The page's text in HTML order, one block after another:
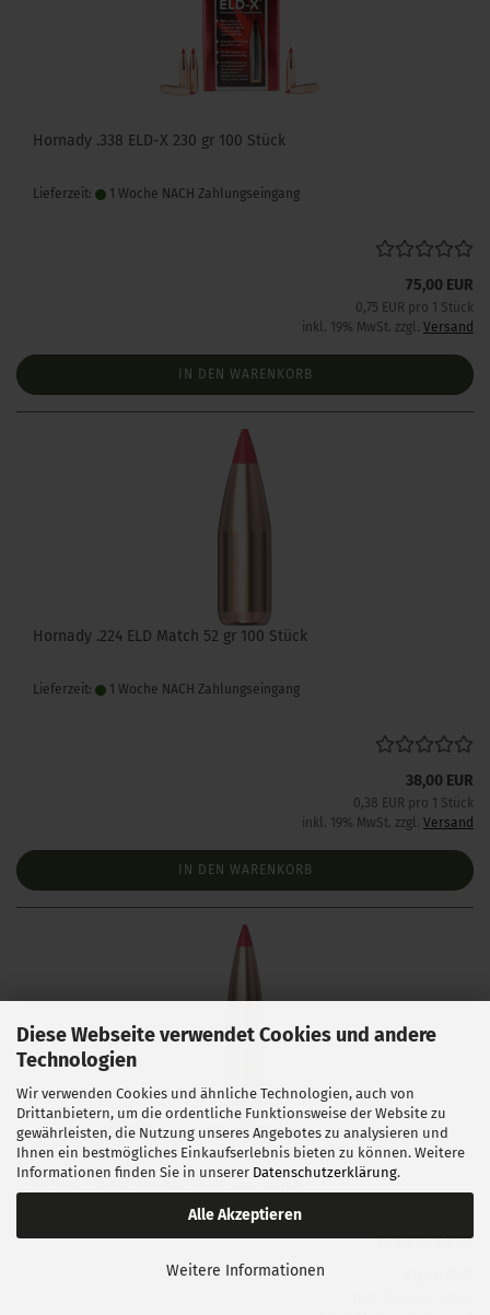
Diese Webseite verwendet Cookies und andere
Technologien
Wir verwenden Cookies und ähnliche Technologien, auch von
Drittanbietern, um die ordentliche Funktionsweise der Website zu
gewährleisten, die Nutzung unseres Angebotes zu analysieren und
Ihnen ein bestmögliches Einkaufserlebnis bieten zu können. Weitere
Informationen finden Sie in unserer Datenschutzerklärung.
Alle Akzeptieren
Weitere Informationen
Hornady .338 ELD-X 230 gr 100 Stück
Lieferzeit: 1 Woche NACH Zahlungseingang
75,00 EUR
0,75 EUR pro 1 Stück
inkl. 19% MwSt. zzgl. Versand
IN DEN WARENKORB
Hornady .224 ELD Match 52 gr 100 Stück
Lieferzeit: 1 Woche NACH Zahlungseingang
38,00 EUR
0,38 EUR pro 1 Stück
inkl. 19% MwSt. zzgl. Versand
IN DEN WARENKORB
Hornady .243 ELD Match 108 gr 100 Stück